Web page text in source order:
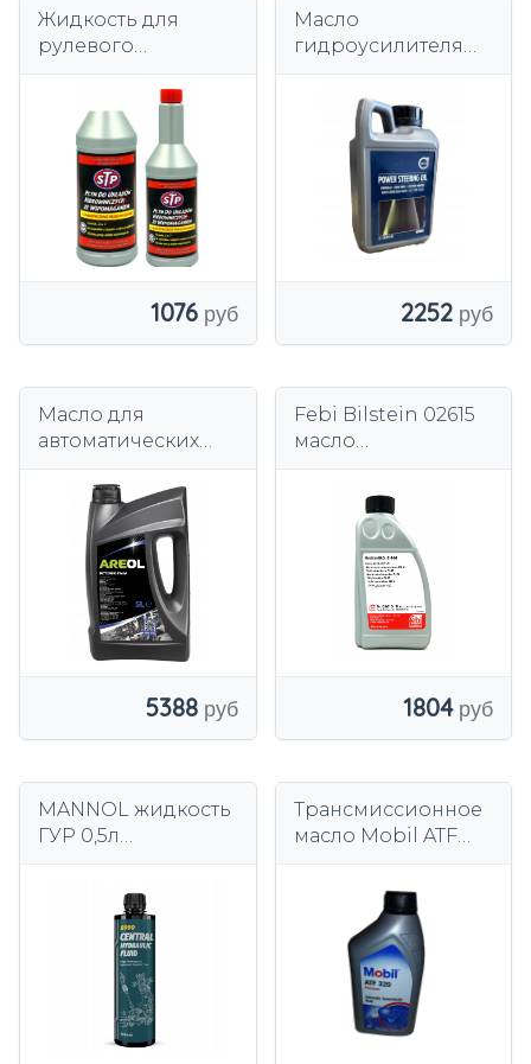
Жидкость для
рулевого
30-066 350 мл
1076
Масло
гидроусилителя
2252
Масло для
автоматических
AREOL DCT/DSG
Fluid 5л.
5388
Febi Bilstein 02615
масло
гидравлики
1804
MANNOL жидкость
ГУР 0,5л
Трансмиссионное
масло Mobil ATF